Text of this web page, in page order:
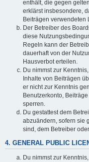
enthält, die gegen
erklärst insbesondere,
Beiträgen verwendeten
Der Betreiber des
diese
Regeln kann der
dauerhaft von der
Hausverbot erteilen.
Du nimmst zur
Inhalte von Beiträgen
er nicht zur Kenntnis
Benutzerkonto,
sperren.
Du gestattest dem
abzuändern, sofern sie
sind, dem Betreiber
4. GENERAL PUBLIC
Du nimmst zur